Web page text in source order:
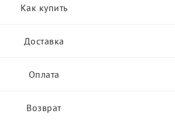
Как купить
Доставка
Оплата
Возврат